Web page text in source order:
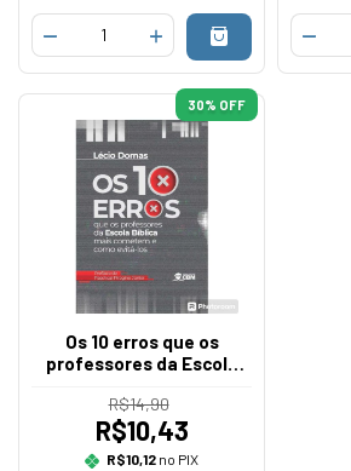
30% OFF
Os 10 erros que os
professores da Escola
R$14,90
R$10,43
R$10,12 no PIX